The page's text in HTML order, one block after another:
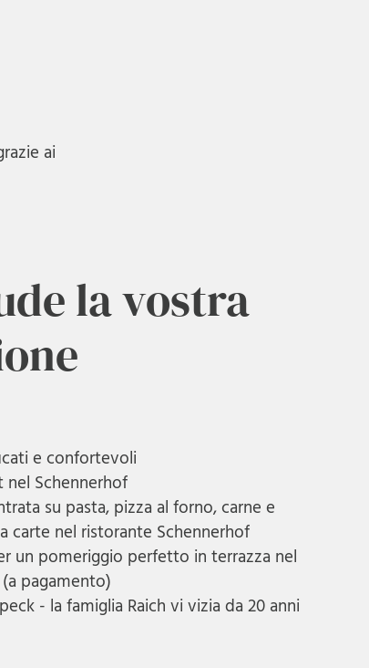
ai
la vostra
e confortevoli
nel Schennerhof
su pasta, pizza al forno, carne e
carte nel ristorante Schennerhof
un pomeriggio perfetto in terrazza nel
pagamento)
- la famiglia Raich vi vizia da 20 anni